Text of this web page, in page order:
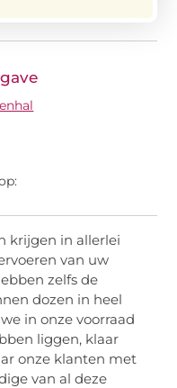
krijgen in allerlei
van uw
zelfs de
dozen in heel
in onze voorraad
liggen, klaar
onze klanten met
van al deze